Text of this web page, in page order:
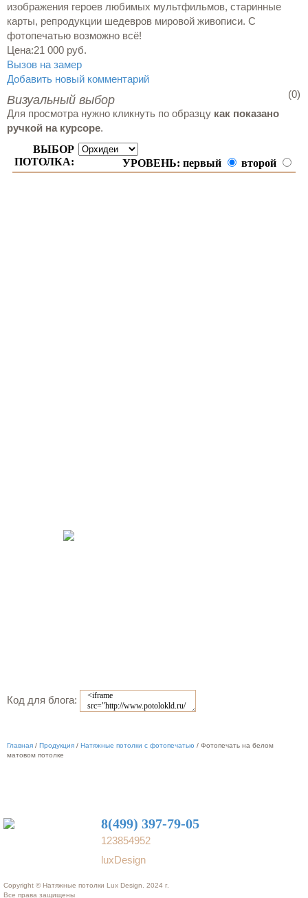
изображения героев любимых мультфильмов, старинные
карты, репродукции шедевров мировой живописи. С
фотопечатью возможно всё!
Цена:21 000 руб.
Вызов на замер
Добавить новый комментарий
(0)
Визуальный выбор
Для просмотра нужно кликнуть по образцу как показано
ручкой на курсоре.
Код для блога:
Главная / Продукция / Натяжные потолки с фотопечатью / Фотопечать на белом
матовом потолке
8(499) 397-79-05
123854952
luxDesign
Copyright © Натяжные потолки Lux Design. 2024 г.
Все права защищены